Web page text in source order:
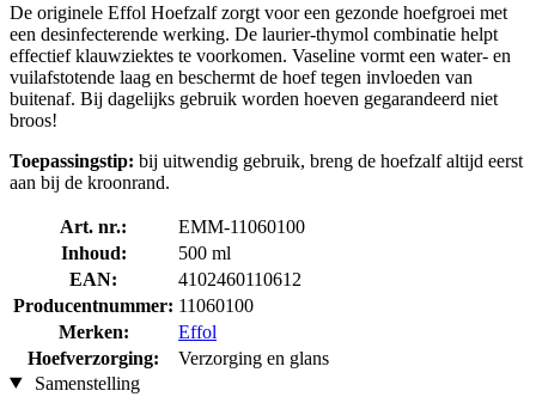
De originele Effol Hoefzalf zorgt voor een gezonde hoefgroei met
een desinfecterende werking. De laurier-thymol combinatie helpt
effectief klauwziektes te voorkomen. Vaseline vormt een water- en
vuilafstotende laag en beschermt de hoef tegen invloeden van
buitenaf. Bij dagelijks gebruik worden hoeven gegarandeerd niet
broos!
Toepassingstip: bij uitwendig gebruik, breng de hoefzalf altijd eerst
aan bij de kroonrand.
Art. nr.:
EMM-11060100
Inhoud:
500 ml
EAN:
4102460110612
Producentnummer: 11060100
Merken:
Effol
Hoefverzorging:
Verzorging en glans
Samenstelling